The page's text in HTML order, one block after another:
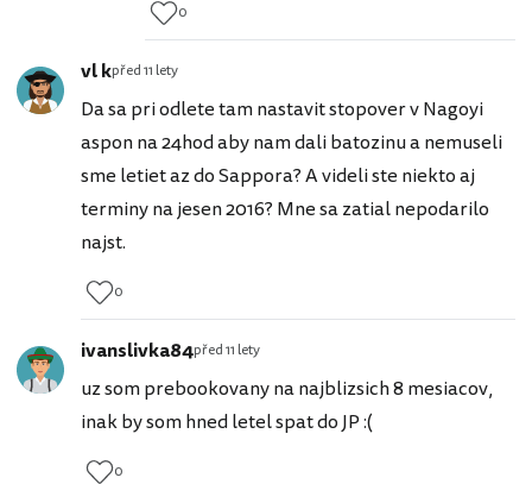
0
vl kpřed 11 lety
Da sa pri odlete tam nastavit stopover v Nagoyi
aspon na 24hod aby nam dali batozinu a nemuseli
sme letiet az do Sappora? A videli ste niekto aj
terminy na jesen 2016? Mne sa zatial nepodarilo
najst.
0
ivanslivka84před 11 lety
uz som prebookovany na najblizsich 8 mesiacov,
inak by som hned letel spat do JP :(
0